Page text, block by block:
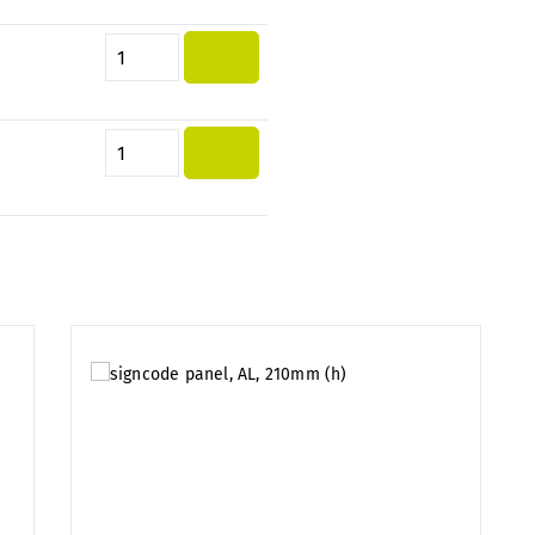
Quantité de produit : Entrez la
Quantité de produit : Entrez la